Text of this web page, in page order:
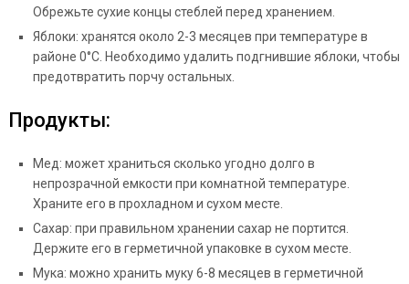
Обрежьте сухие концы стеблей перед хранением.
Яблоки: хранятся около 2-3 месяцев при температуре в
районе 0°C. Необходимо удалить подгнившие яблоки, чтобы
предотвратить порчу остальных.
Продукты:
Мед: может храниться сколько угодно долго в
непрозрачной емкости при комнатной температуре.
Храните его в прохладном и сухом месте.
Сахар: при правильном хранении сахар не портится.
Держите его в герметичной упаковке в сухом месте.
Мука: можно хранить муку 6-8 месяцев в герметичной